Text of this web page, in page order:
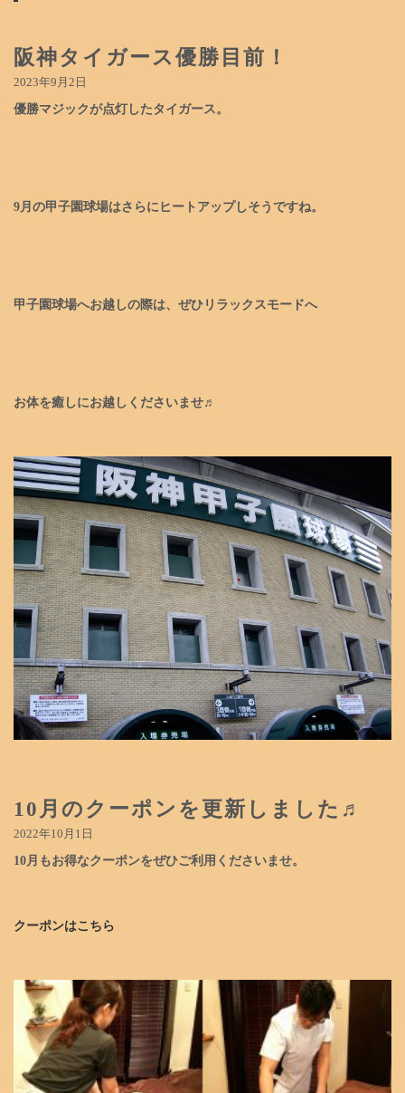
阪神タイガース優勝目前！
2023年9月2日
優勝マジックが点灯したタイガース。
9月の甲子園球場はさらにヒートアップしそうですね。
甲子園球場へお越しの際は、ぜひリラックスモードへ
お体を癒しにお越しくださいませ♬
10月のクーポンを更新しました♬
2022年10月1日
10月もお得なクーポンをぜひご利用くださいませ。
クーポンはこちら